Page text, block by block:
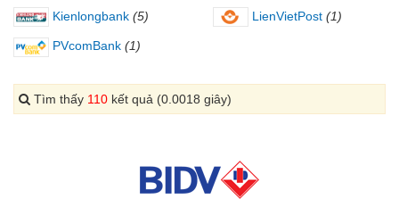
Kienlongbank (5) LienVietPost (1)
PVcomBank (1)
Tìm thấy 110 kết quả (0.0018 giây)